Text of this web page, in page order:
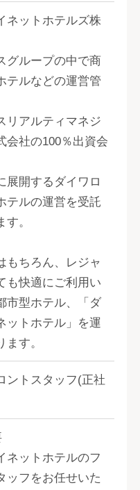
ネットホテルズ株
グループの中で商
テルなどの運営管
リアルティマネジ
会社の100％出資会
展開するダイワロ
テルの運営を受託
す。
もちろん、レジャ
も快適にご利用い
市型ホテル、「ダ
ットホテル」を運
す。
ントスタッフ(正社
ネットホテルのフ
ッフをお任せいた